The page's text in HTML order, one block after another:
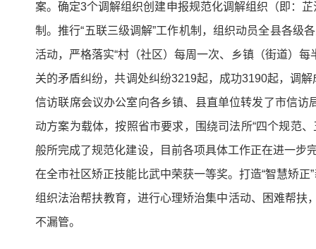
案。确定3个调解组织创建申报规范化调解组织（即：
制。推行“五联三级调解”工作机制，组织动员全县各级
活动，严格落实“村（社区）每周一次、乡镇（街道）
关的矛盾纠纷，共调处纠纷3219起，成功3190起，调
信访联席会议办公室向各乡镇、县直单位转发了市信
动方案为载体，按照省市要求，围绕司法所“四个规范
般所完成了规范化建设，目前各项具体工作正在进一
在全市社区矫正技能比武中荣获一等奖。打造“智慧矫
组织法治帮扶教育，进行心理矫治集中活动、困难帮
不漏管。